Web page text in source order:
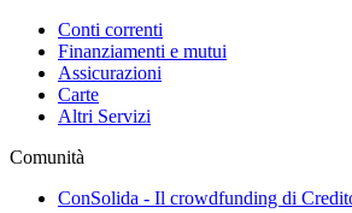
Conti correnti
Finanziamenti e mutui
Assicurazioni
Carte
Altri Servizi
Comunità
ConSolida - Il crowdfunding di